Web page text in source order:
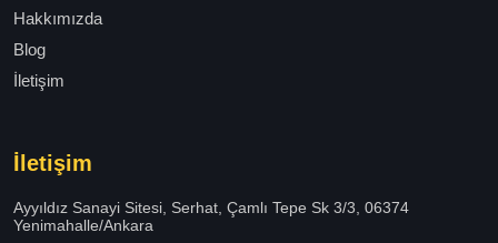
Hakkımızda
Blog
İletişim
İletişim
Ayyıldız Sanayi Sitesi, Serhat, Çamlı Tepe Sk 3/3, 06374
Yenimahalle/Ankara